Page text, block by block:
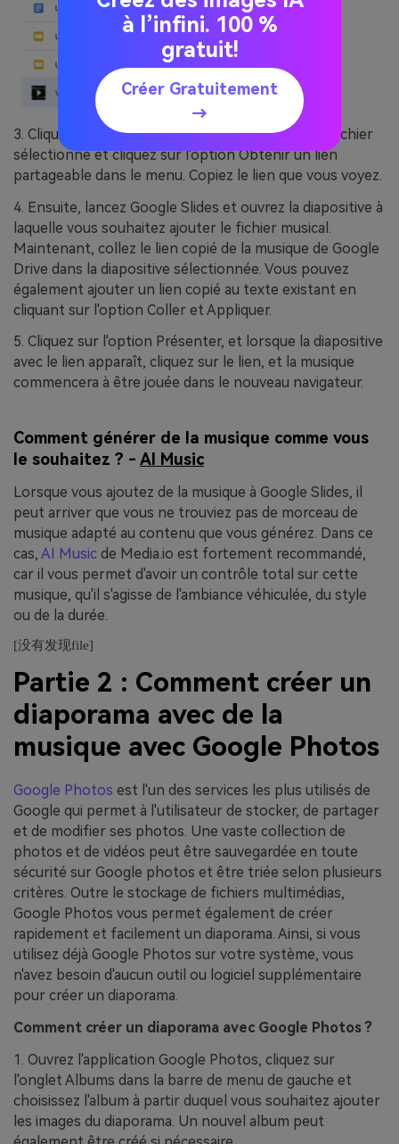
3. Cliquez avec le bouton droit de la souris sur le fichier
sélectionné et cliquez sur l'option Obtenir un lien
partageable dans le menu. Copiez le lien que vous voyez.
4. Ensuite, lancez Google Slides et ouvrez la diapositive à
laquelle vous souhaitez ajouter le fichier musical.
Maintenant, collez le lien copié de la musique de Google
Drive dans la diapositive sélectionnée. Vous pouvez
également ajouter un lien copié au texte existant en
cliquant sur l'option Coller et Appliquer.
5. Cliquez sur l'option Présenter, et lorsque la diapositive
avec le lien apparaît, cliquez sur le lien, et la musique
commencera à être jouée dans le nouveau navigateur.
Comment générer de la musique comme vous
le souhaitez ? - AI Music
Lorsque vous ajoutez de la musique à Google Slides, il
peut arriver que vous ne trouviez pas de morceau de
musique adapté au contenu que vous générez. Dans ce
cas, AI Music de Media.io est fortement recommandé,
car il vous permet d'avoir un contrôle total sur cette
musique, qu'il s'agisse de l'ambiance véhiculée, du style
ou de la durée.
[没有发现file]
Partie 2 : Comment créer un
diaporama avec de la
musique avec Google Photos
Google Photos est l'un des services les plus utilisés de
Google qui permet à l'utilisateur de stocker, de partager
et de modifier ses photos. Une vaste collection de
photos et de vidéos peut être sauvegardée en toute
sécurité sur Google photos et être triée selon plusieurs
critères. Outre le stockage de fichiers multimédias,
Google Photos vous permet également de créer
rapidement et facilement un diaporama. Ainsi, si vous
utilisez déjà Google Photos sur votre système, vous
n'avez besoin d'aucun outil ou logiciel supplémentaire
pour créer un diaporama.
Comment créer un diaporama avec Google Photos ?
1. Ouvrez l'application Google Photos, cliquez sur
l'onglet Albums dans la barre de menu de gauche et
choisissez l'album à partir duquel vous souhaitez ajouter
les images du diaporama. Un nouvel album peut
à l’infini. 100 %
gratuit!
Créer Gratuitement
→